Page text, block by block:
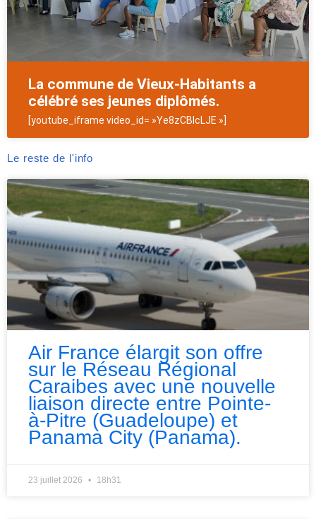
La commune de Vieux-Habitants a
célébré ses jeunes diplômés.
[youtube_iframe video_id= »Ye8zCBIcLJE »]
Le reste de l'info
Air France élargit son offre
sur le Réseau Régional
Caraibes avec une nouvelle
liaison directe entre Pointe-
à-Pitre (Guadeloupe) et
Panama City (Panama).
23 juillet 2026 18h31